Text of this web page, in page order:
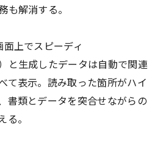
も解消する。
上でスピーディ
と⽣成したデータは⾃動で関連
て表⽰。読み取った箇所がハイ
書類とデータを突合せながらの
る。